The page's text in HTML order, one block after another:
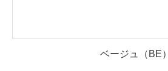
ベージュ（BE）